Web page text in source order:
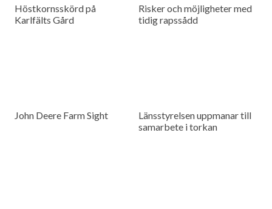
Höstkornsskörd på
Karlfälts Gård
Risker och möjligheter med
tidig rapssådd
John Deere Farm Sight
Länsstyrelsen uppmanar till
samarbete i torkan